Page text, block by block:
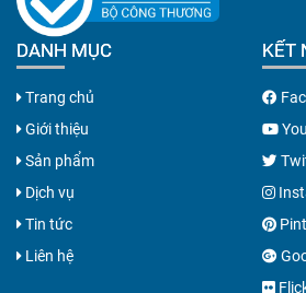
DANH MỤC
Trang chủ
Giới thiệu
Sản phẩm
Dịch vụ
Tin tức
Liên hệ
KẾT